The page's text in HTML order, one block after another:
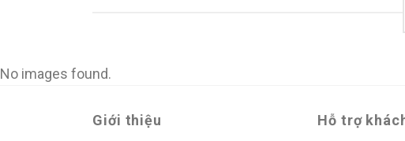
No images found.
Giới thiệu Hỗ trợ